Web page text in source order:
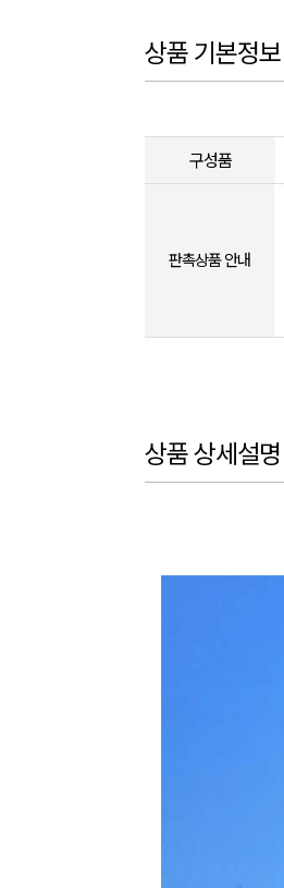
상품 기본정보
구성품
판촉상품 안내
상품 상세설명